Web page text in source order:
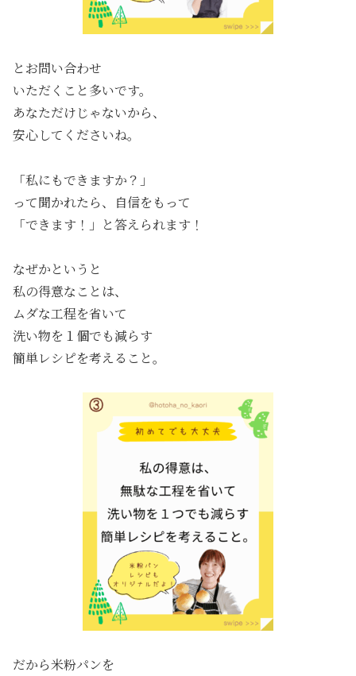
とお問い合わせ
いただくこと多いです。
あなただけじゃないから、
安心してくださいね。
「私にもできますか？」
って聞かれたら、自信をもって
「できます！」と答えられます！
なぜかというと
私の得意なことは、
ムダな工程を省いて
洗い物を１個でも減らす
簡単レシピを考えること。
だから米粉パンを